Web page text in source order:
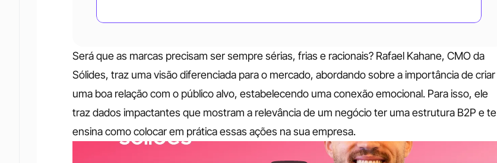
Será que as marcas precisam ser sempre sérias, frias e racionais? Rafael Kahane, CMO da
Sólides, traz uma visão diferenciada para o mercado, abordando sobre a importância de criar
uma boa relação com o público alvo, estabelecendo uma conexão emocional. Para isso, ele
traz dados impactantes que mostram a relevância de um negócio ter uma estrutura B2P e te
ensina como colocar em prática essas ações na sua empresa.